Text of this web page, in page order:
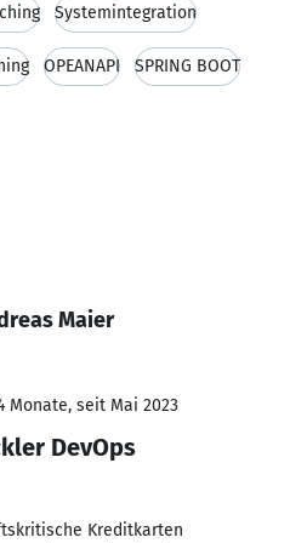
Systemintegration
OPEANAPI SPRING BOOT
Maier
Monate, seit Mai 2023
DevOps
Kreditkarten